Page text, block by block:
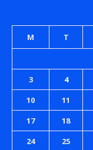
M T
3
4
10
11
17
18
24
25